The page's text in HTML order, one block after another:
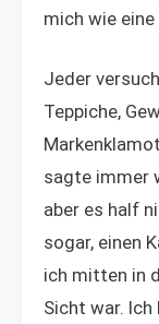
mich wie
Jeder
Teppiche,
sagte immer
aber es half
sogar, einen
ich mitten in
Sicht war. Ich